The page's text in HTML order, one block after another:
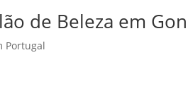
de Beleza em
Portugal